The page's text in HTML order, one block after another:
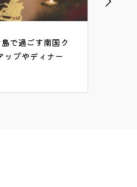
で過ごす南国ク
ップやディナー